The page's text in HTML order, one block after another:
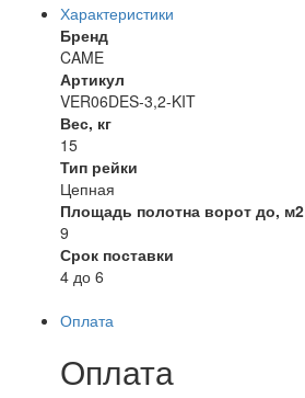
Характеристики
Бренд
CAME
Артикул
VER06DES-3,2-KIT
Вес, кг
15
Тип рейки
Цепная
Площадь полотна ворот до, м2
9
Срок поставки
4 до 6
Оплата
Оплата